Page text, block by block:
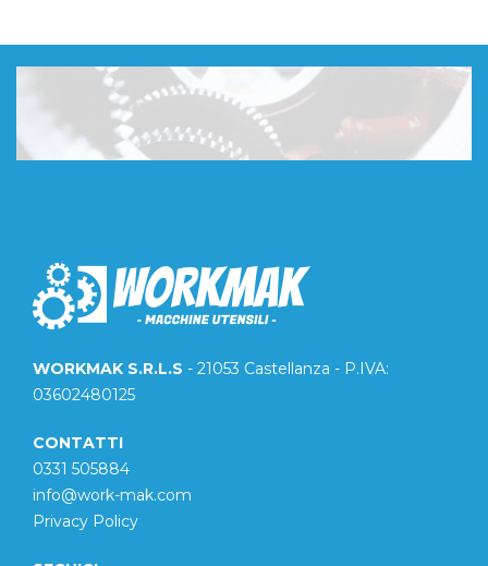
WORKMAK S.R.L.S - 21053 Castellanza - P.IVA:
03602480125
CONTATTI
0331 505884
info@work-mak.com
Privacy Policy